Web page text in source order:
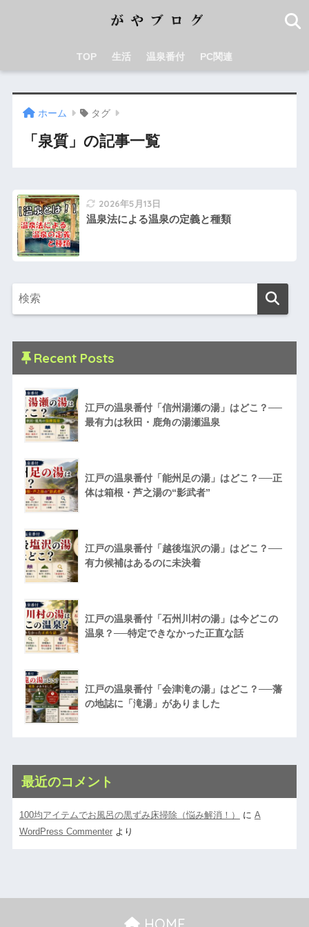
TOP 生活 温泉番付 PC関連
ホーム タグ
「泉質」の記事一覧
2026年5月13日
温泉法による温泉の定義と種類
Recent Posts
江戸の温泉番付「信州湯瀬の湯」はどこ？──
最有力は秋田・鹿角の湯瀬温泉
江戸の温泉番付「能州足の湯」はどこ？──正
体は箱根・芦之湯の“影武者”
江戸の温泉番付「越後塩沢の湯」はどこ？──
有力候補はあるのに未決着
江戸の温泉番付「石州川村の湯」は今どこの
温泉？──特定できなかった正直な話
江戸の温泉番付「会津滝の湯」はどこ？──藩
の地誌に「滝湯」がありました
最近のコメント
100均アイテムでお風呂の黒ずみ床掃除（悩み解消！） に A
WordPress Commenterより